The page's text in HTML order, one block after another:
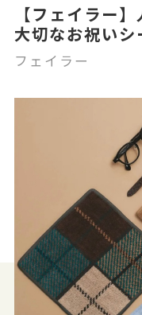
【フェイラー
大切なお祝い
ませんか✨
フェイラー